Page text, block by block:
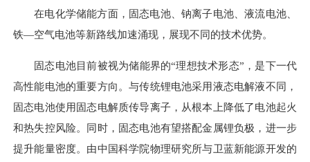
在电化学储能方面，固态电池、钠离子电池、液流电池、
铁—空气电池等新路线加速涌现，展现不同的技术优势。
固态电池目前被视为储能界的“理想技术形态”，是下一代
高性能电池的重要方向。与传统锂电池采用液态电解液不同，
固态电池使用固态电解质传导离子，从根本上降低了电池起火
和热失控风险。同时，固态电池有望搭配金属锂负极，进一步
提升能量密度。由中国科学院物理研究所与卫蓝新能源开发的